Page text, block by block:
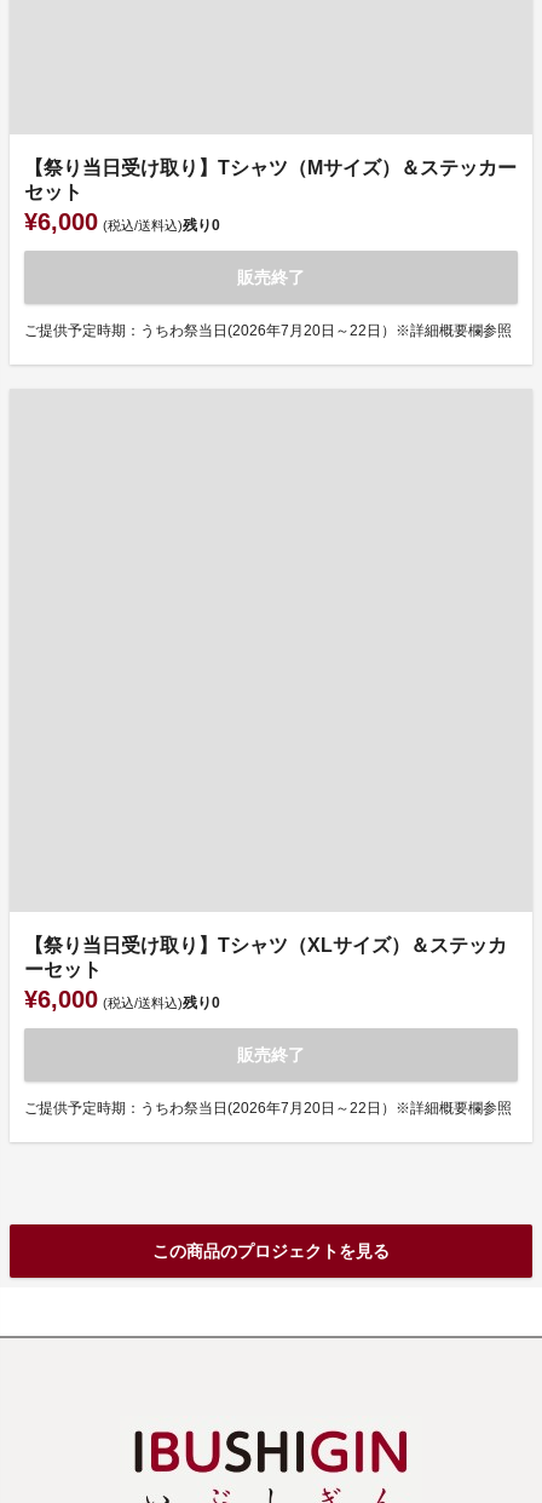
【祭り当日受け取り】Tシャツ（Mサイズ）＆ステッカー
セット
¥6,000 (税込/送料込)残り0
販売終了
ご提供予定時期：うちわ祭当日(2026年7月20日～22日）※詳細概要欄参照
【祭り当日受け取り】Tシャツ（XLサイズ）＆ステッカ
ーセット
¥6,000 (税込/送料込)残り0
販売終了
ご提供予定時期：うちわ祭当日(2026年7月20日～22日）※詳細概要欄参照
この商品のプロジェクトを見る